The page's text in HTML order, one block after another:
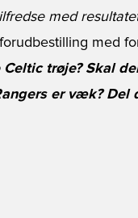
med
med
trøje? Skal
er væk? Del